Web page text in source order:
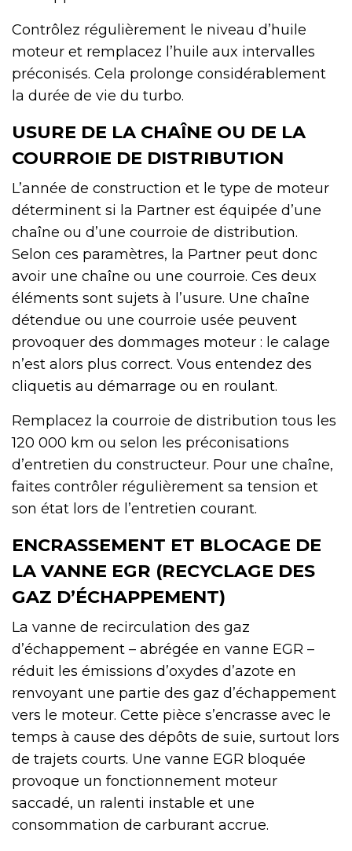
Contrôlez régulièrement le niveau d’huile
moteur et remplacez l’huile aux intervalles
préconisés. Cela prolonge considérablement
la durée de vie du turbo.
USURE DE LA CHAÎNE OU DE LA
COURROIE DE DISTRIBUTION
L’année de construction et le type de moteur
déterminent si la Partner est équipée d’une
chaîne ou d’une courroie de distribution.
Selon ces paramètres, la Partner peut donc
avoir une chaîne ou une courroie. Ces deux
éléments sont sujets à l’usure. Une chaîne
détendue ou une courroie usée peuvent
provoquer des dommages moteur : le calage
n’est alors plus correct. Vous entendez des
cliquetis au démarrage ou en roulant.
Remplacez la courroie de distribution tous les
120 000 km ou selon les préconisations
d’entretien du constructeur. Pour une chaîne,
faites contrôler régulièrement sa tension et
son état lors de l’entretien courant.
ENCRASSEMENT ET BLOCAGE DE
LA VANNE EGR (RECYCLAGE DES
GAZ D’ÉCHAPPEMENT)
La vanne de recirculation des gaz
d’échappement – abrégée en vanne EGR –
réduit les émissions d’oxydes d’azote en
renvoyant une partie des gaz d’échappement
vers le moteur. Cette pièce s’encrasse avec le
temps à cause des dépôts de suie, surtout lors
de trajets courts. Une vanne EGR bloquée
provoque un fonctionnement moteur
saccadé, un ralenti instable et une
consommation de carburant accrue.